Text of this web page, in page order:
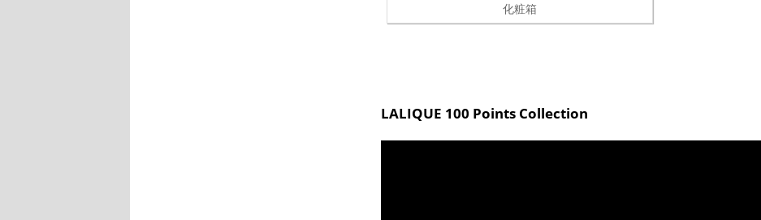
化粧箱
LALIQUE 100 Points Collection